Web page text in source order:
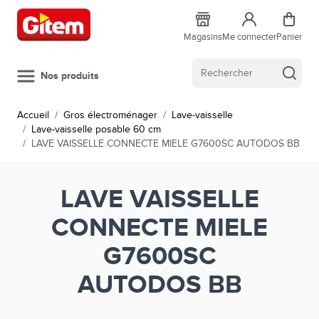
Allez au contenu
MagasinsMe connecterPanier
Nos produits
Accueil / Gros électroménager / Lave-vaisselle
/ Lave-vaisselle posable 60 cm
/ LAVE VAISSELLE CONNECTE MIELE G7600SC AUTODOS BB
LAVE VAISSELLE
CONNECTE MIELE
G7600SC
AUTODOS BB